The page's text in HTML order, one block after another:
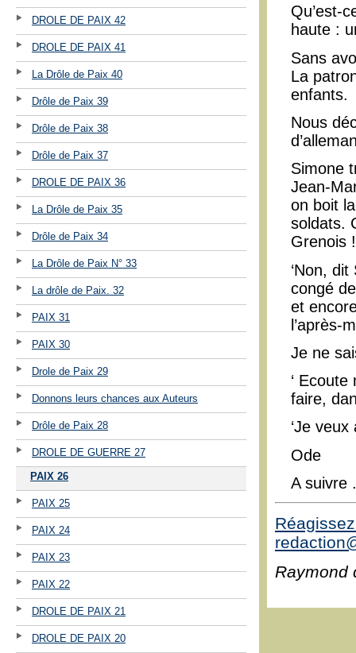
DROLE DE PAIX 42
DROLE DE PAIX 41
La Drôle de Paix 40
Drôle de Paix 39
Drôle de Paix 38
Drôle de Paix 37
DROLE DE PAIX 36
La Drôle de Paix 35
Drôle de Paix 34
La Drôle de Paix N° 33
La drôle de Paix. 32
PAIX 31
PAIX 30
Drole de Paix 29
Donnons leurs chances aux Auteurs
Drôle de Paix 28
DROLE DE GUERRE 27
PAIX 26
PAIX 25
PAIX 24
PAIX 23
PAIX 22
DROLE DE PAIX 21
DROLE DE PAIX 20
Qu’est-
haute :
Sans
La
enfants.
Nous
Simone
Jean-
on boit
soldats.
Grenois !
‘Non,
congé
et
l’après-
Je ne
‘
faire,
‘Je
Ode
A suivre
Raymond